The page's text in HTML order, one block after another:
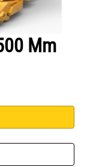
Mm